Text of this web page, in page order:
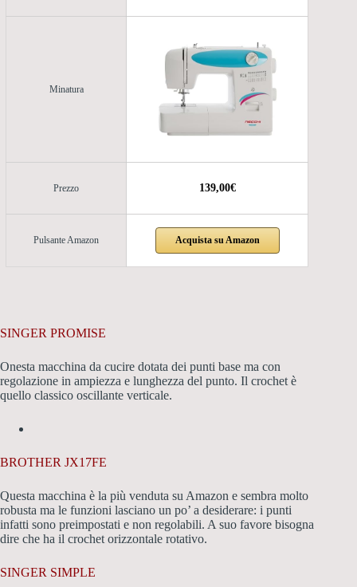
Minatura
Prezzo 139,00€
Pulsante Amazon Acquista su Amazon
SINGER PROMISE
Onesta macchina da cucire dotata dei punti base ma con
regolazione in ampiezza e lunghezza del punto. Il crochet è
quello classico oscillante verticale.
BROTHER JX17FE
Questa macchina è la più venduta su Amazon e sembra molto
robusta ma le funzioni lasciano un po’ a desiderare: i punti
infatti sono preimpostati e non regolabili. A suo favore bisogna
dire che ha il crochet orizzontale rotativo.
SINGER SIMPLE